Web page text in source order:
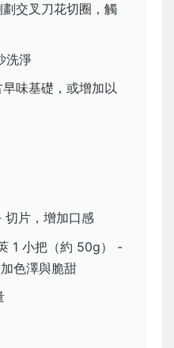
交叉刀花切圈，觸
洗淨
早味基礎，或增加以
片，增加口感
1 小把（約 50g） -
色澤與脆甜